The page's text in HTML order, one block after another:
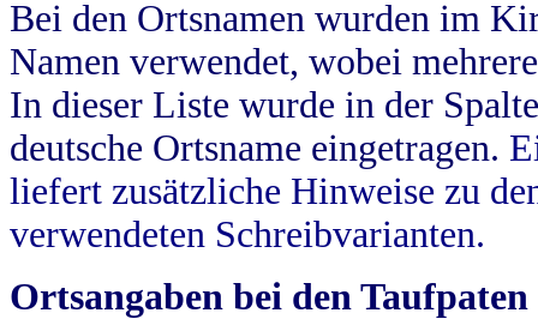
Bei den Ortsnamen wurden im
Namen verwendet, wobei
In dieser Liste wurde in der
deutsche Ortsname eingetragen.
liefert zusätzliche Hinweise zu
verwendeten Schreibvarianten.
Ortsangaben bei den Taufpaten